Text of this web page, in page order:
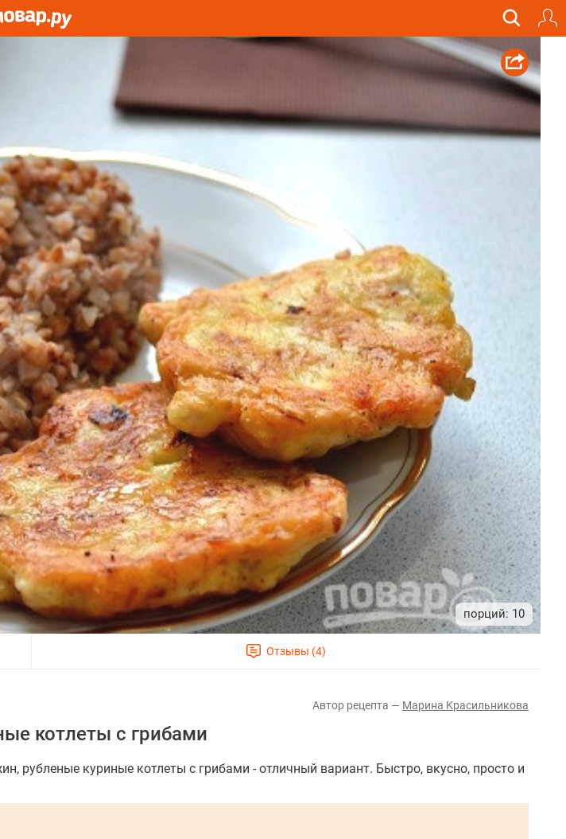
10
Марина Κрасильникова
котлеты с грибами
рубленые куриные котлеты с грибами - отличный вариант. Быстро, вкусно, просто и